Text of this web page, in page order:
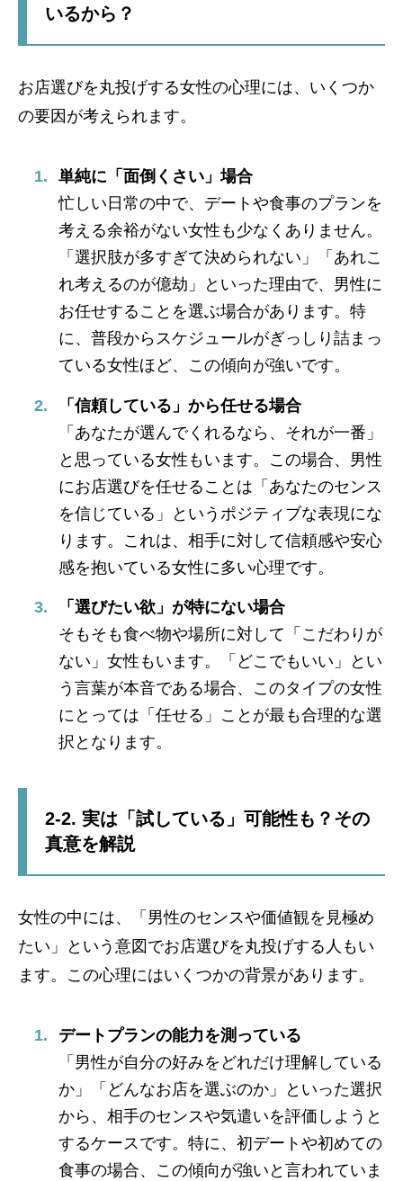
いるから？
お店選びを丸投げする女性の心理には、いくつか
の要因が考えられます。
単純に「面倒くさい」場合
忙しい日常の中で、デートや食事のプランを
考える余裕がない女性も少なくありません。
「選択肢が多すぎて決められない」「あれこ
れ考えるのが億劫」といった理由で、男性に
お任せすることを選ぶ場合があります。特
に、普段からスケジュールがぎっしり詰まっ
ている女性ほど、この傾向が強いです。
「信頼している」から任せる場合
「あなたが選んでくれるなら、それが一番」
と思っている女性もいます。この場合、男性
にお店選びを任せることは「あなたのセンス
を信じている」というポジティブな表現にな
ります。これは、相手に対して信頼感や安心
感を抱いている女性に多い心理です。
「選びたい欲」が特にない場合
そもそも食べ物や場所に対して「こだわりが
ない」女性もいます。「どこでもいい」とい
う言葉が本音である場合、このタイプの女性
にとっては「任せる」ことが最も合理的な選
択となります。
2-2. 実は「試している」可能性も？その
真意を解説
女性の中には、「男性のセンスや価値観を見極め
たい」という意図でお店選びを丸投げする人もい
ます。この心理にはいくつかの背景があります。
デートプランの能力を測っている
「男性が自分の好みをどれだけ理解している
か」「どんなお店を選ぶのか」といった選択
から、相手のセンスや気遣いを評価しようと
するケースです。特に、初デートや初めての
食事の場合、この傾向が強いと言われていま